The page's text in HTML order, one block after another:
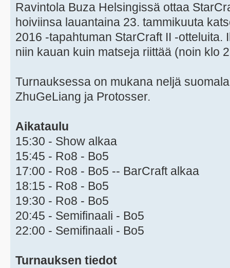
Ravintola Buza Helsingissä ottaa
hoiviinsa lauantaina 23. tammikuuta
2016 -tapahtuman StarCraft II -otteluita.
niin kauan kuin matseja riittää (noin klo
Turnauksessa on mukana neljä
ZhuGeLiang ja Protosser.
Aikataulu
15:30 - Show alkaa
15:45 - Ro8 - Bo5
17:00 - Ro8 - Bo5 -- BarCraft alkaa
18:15 - Ro8 - Bo5
19:30 - Ro8 - Bo5
20:45 - Semifinaali - Bo5
22:00 - Semifinaali - Bo5
Turnauksen tiedot